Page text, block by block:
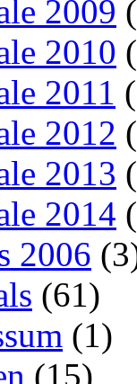
2009
2010
2011
2012
2013
2014
2006
(61)
(1)
(15)